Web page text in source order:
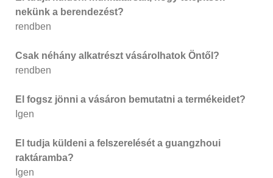
nekünk a berendezést?
rendben
Csak néhány alkatrészt vásárolhatok Öntől?
rendben
El fogsz jönni a vásáron bemutatni a termékeidet?
Igen
El tudja küldeni a felszerelését a guangzhoui
raktáramba?
Igen